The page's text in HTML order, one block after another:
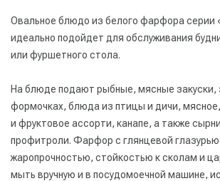
Овальное блюдо из белого фарфора серии
идеально подойдет для обслуживания
или фуршетного стола.
На блюде подают рыбные, мясные закуски,
формочках, блюда из птицы и дичи,
и фруктовое ассорти, канапе, а также
профитроли. Фарфор с глянцевой глазурью
жаропрочностью, стойкостью к сколам и
мыть вручную и в посудомоечной машине,